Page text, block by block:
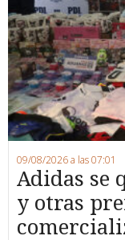
09/08/2026 a las 07:01
Adidas se
y otras